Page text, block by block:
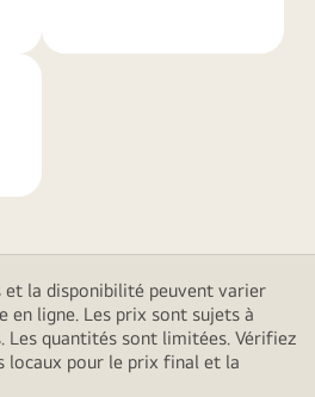
la disponibilité peuvent varier
en ligne. Les prix sont sujets à
Les quantités sont limitées. Vérifiez
locaux pour le prix final et la